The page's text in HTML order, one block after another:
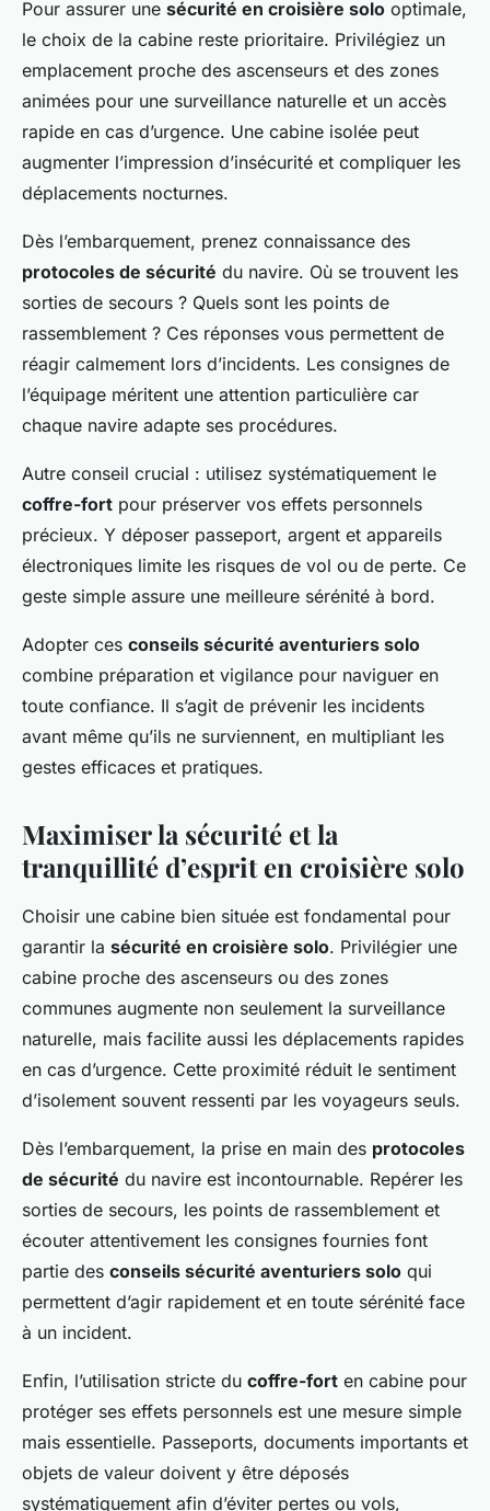
Pour assurer une sécurité en croisière solo optimale,
le choix de la cabine reste prioritaire. Privilégiez un
emplacement proche des ascenseurs et des zones
animées pour une surveillance naturelle et un accès
rapide en cas d’urgence. Une cabine isolée peut
augmenter l’impression d’insécurité et compliquer les
déplacements nocturnes.
Dès l’embarquement, prenez connaissance des
protocoles de sécurité du navire. Où se trouvent les
sorties de secours ? Quels sont les points de
rassemblement ? Ces réponses vous permettent de
réagir calmement lors d’incidents. Les consignes de
l’équipage méritent une attention particulière car
chaque navire adapte ses procédures.
Autre conseil crucial : utilisez systématiquement le
coffre-fort pour préserver vos effets personnels
précieux. Y déposer passeport, argent et appareils
électroniques limite les risques de vol ou de perte. Ce
geste simple assure une meilleure sérénité à bord.
Adopter ces conseils sécurité aventuriers solo
combine préparation et vigilance pour naviguer en
toute confiance. Il s’agit de prévenir les incidents
avant même qu’ils ne surviennent, en multipliant les
gestes efficaces et pratiques.
Maximiser la sécurité et la
tranquillité d’esprit en croisière solo
Choisir une cabine bien située est fondamental pour
garantir la sécurité en croisière solo. Privilégier une
cabine proche des ascenseurs ou des zones
communes augmente non seulement la surveillance
naturelle, mais facilite aussi les déplacements rapides
en cas d’urgence. Cette proximité réduit le sentiment
d’isolement souvent ressenti par les voyageurs seuls.
Dès l’embarquement, la prise en main des protocoles
de sécurité du navire est incontournable. Repérer les
sorties de secours, les points de rassemblement et
écouter attentivement les consignes fournies font
partie des conseils sécurité aventuriers solo qui
permettent d’agir rapidement et en toute sérénité face
à un incident.
Enfin, l’utilisation stricte du coffre-fort en cabine pour
protéger ses effets personnels est une mesure simple
mais essentielle. Passeports, documents importants et
objets de valeur doivent y être déposés
systématiquement afin d’éviter pertes ou vols,